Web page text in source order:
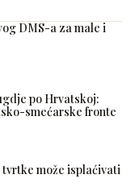
DMS-a za male i
po Hrvatskoj:
smećarske fronte
može isplaćivati